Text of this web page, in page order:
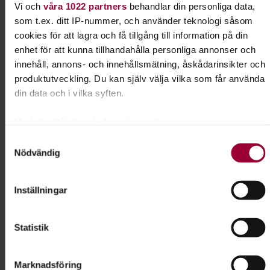
Vi och våra 1022 partnersbehandlar din personliga data,
som t.ex. ditt IP-nummer, och använder teknologi såsom
cookies för att lagra och få tillgång till information på din
enhet för att kunna tillhandahålla personliga annonser och
innehåll, annons- och innehållsmätning, åskådarinsikter och
produktutveckling. Du kan själv välja vilka som får använda
din data och i vilka syften.
kan ha en noggrannhet på upp till flera meter
Ta reda på mer om hur dina personliga uppgifter behandlas
ändra eller dra tillbaka ditt samtycke när som helst från
Nödvändig
Inställningar
Statistik
Marknadsföring
Caroline Karlqvist
Folkbildningsutvecklare,
Profilområdesansvarig Djur
Skicka e-post
0510-77 90 45
Lydnad för alla hundar
Har du en hund som vill lära sig nya tricks? Gillar